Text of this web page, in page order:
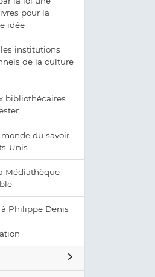
pour la
idée
institutions
de la culture
bibliothécaires
du savoir
Unis
Médiathèque
Philippe Denis